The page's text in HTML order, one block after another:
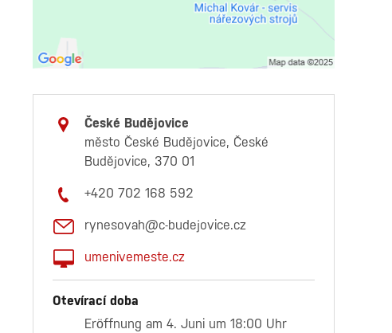
České Budějovice
město České Budějovice, České
Budějovice, 370 01
+420 702 168 592
rynesovah@c-budejovice.cz
umenivemeste.cz
Otevírací doba
Eröffnung am 4. Juni um 18:00 Uhr